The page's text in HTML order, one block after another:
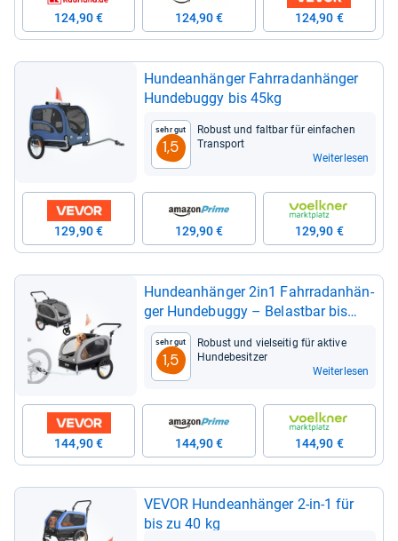
124,90 € 124,90 € 124,90 €
Hun­de­an­hän­ger Fahr­rad­an­hän­ger
Hun­de­buggy bis 45kg
Sehr gut
1,5
Robust und falt­bar für ein­fa­chen
Trans­port
Weiterlesen
129,90 € 129,90 € 129,90 €
Hun­de­an­hän­ger 2in1 Fahr­rad­an­hän­
ger Hun­de­buggy – Belast­bar bis
40kg
Sehr gut
1,5
Robust und viel­sei­tig für aktive
Hun­de­be­sit­zer
Weiterlesen
144,90 € 144,90 € 144,90 €
VEVOR Hun­de­an­hän­ger 2-​in-​1 für
bis zu 40 kg